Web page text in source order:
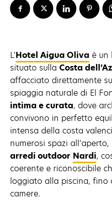
L’Hotel Aigua Oliva è un
situato sulla Costa
affacciato direttamente
spiaggia naturale di El
intima e curata, dove
convivono in perfetto
intensa della costa
numerosi spazi
arredi outdoor Nardi,
coerente e riconoscibile
loggiato alla piscina, fino
camere.